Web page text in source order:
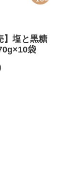
】塩と黒糖
袋